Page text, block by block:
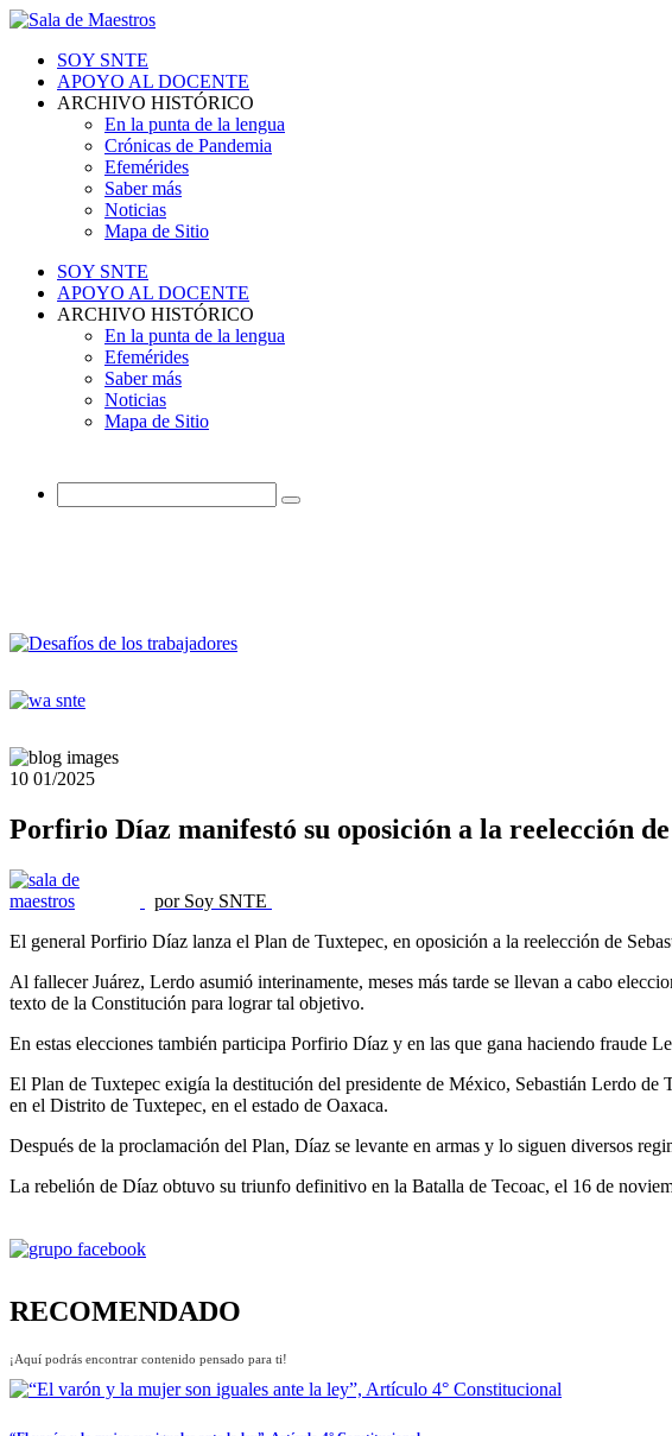
SOY SNTE
APOYO AL DOCENTE
ARCHIVO HISTÓRICO
En la punta de la lengua
Crónicas de Pandemia
Efemérides
Saber más
Noticias
Mapa de Sitio
SOY SNTE
APOYO AL DOCENTE
ARCHIVO HISTÓRICO
En la punta de la lengua
Efemérides
Saber más
Noticias
Mapa de Sitio
10 01/2025
Porfirio Díaz manifestó su oposición a la reelección
por Soy SNTE
El general Porfirio Díaz lanza el Plan de Tuxtepec, en oposición a la reelección de
Al fallecer Juárez, Lerdo asumió interinamente, meses más tarde se llevan a cabo
texto de la Constitución para lograr tal objetivo.
En estas elecciones también participa Porfirio Díaz y en las que gana haciendo fraude
El Plan de Tuxtepec exigía la destitución del presidente de México, Sebastián Lerdo
en el Distrito de Tuxtepec, en el estado de Oaxaca.
Después de la proclamación del Plan, Díaz se levante en armas y lo siguen diversos
La rebelión de Díaz obtuvo su triunfo definitivo en la Batalla de Tecoac, el 16 de
RECOMENDADO
¡Aquí podrás encontrar contenido pensado para ti!